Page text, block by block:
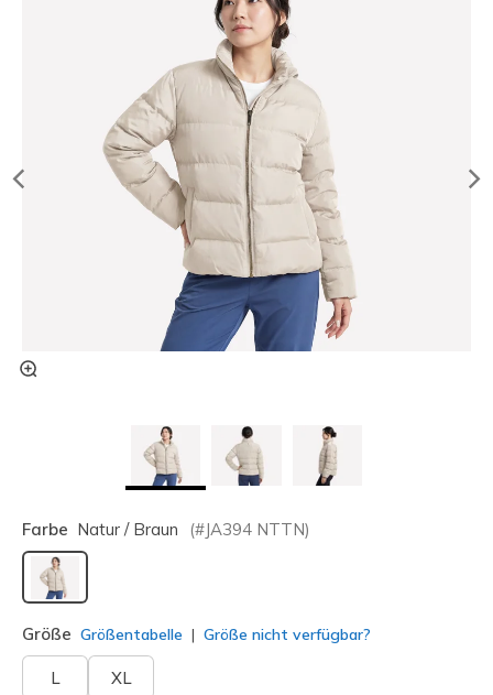
Farbe Natur / Braun (#JA394 NTTN)
ausgewählt
Größe Größentabelle Größe nicht verfügbar?
L XL